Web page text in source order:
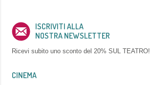
ISCRIVITI ALLA
NOSTRA NEWSLETTER
Ricevi subito uno sconto del 20% SUL TEATRO!
CINEMA